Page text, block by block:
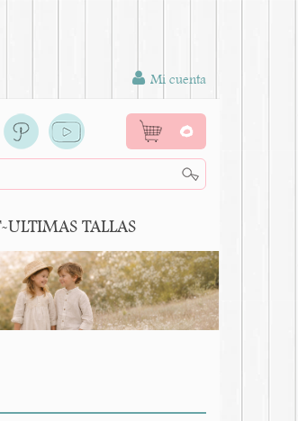
Mi cuenta
0
ULTIMAS TALLAS